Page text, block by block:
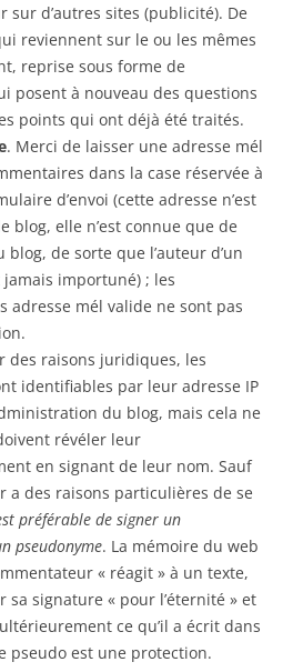
sur d’autres sites (publicité). De
reviennent sur le ou les mêmes
reprise sous forme de
posent à nouveau des questions
points qui ont déjà été traités.
. Merci de laisser une adresse mél
dans la case réservée à
d’envoi (cette adresse n’est
blog, elle n’est connue que de
blog, de sorte que l’auteur d’un
jamais importuné) ; les
adresse mél valide ne sont pas
des raisons juridiques, les
identifiables par leur adresse IP
du blog, mais cela ne
révéler leur
en signant de leur nom. Sauf
a des raisons particulières de se
préférable de signer un
pseudonyme. La mémoire du web
« réagit » à un texte,
sa signature « pour l’éternité » et
ce qu’il a écrit dans
pseudo est une protection.